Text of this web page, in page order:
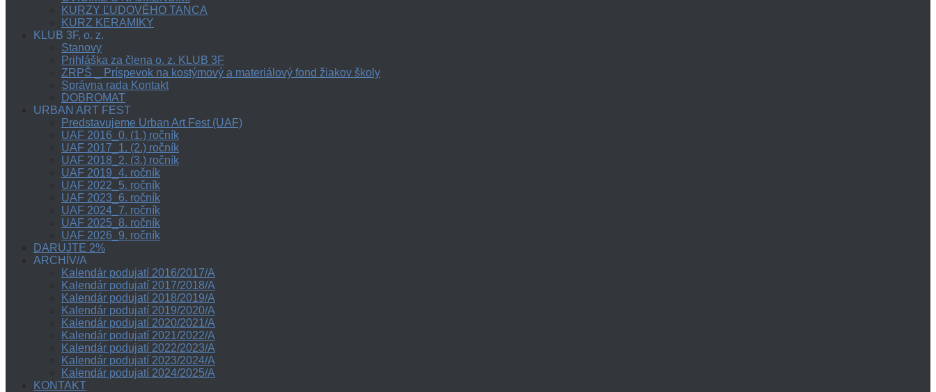
KURZY ĽUDOVÉHO TANCA
KURZ KERAMIKY
KLUB 3F, o. z.
Stanovy
Prihláška za člena o. z. KLUB 3F
ZRPŠ _ Príspevok na kostýmový a materiálový fond žiakov školy
Správna rada Kontakt
DOBROMAT
URBAN ART FEST
Predstavujeme Urban Art Fest (UAF)
UAF 2016_0. (1.) ročník
UAF 2017_1. (2.) ročník
UAF 2018_2. (3.) ročník
UAF 2019_4. ročník
UAF 2022_5. ročník
UAF 2023_6. ročník
UAF 2024_7. ročník
UAF 2025_8. ročník
UAF 2026_9. ročník
DARUJTE 2%
ARCHÍV/A
Kalendár podujatí 2016/2017/A
Kalendár podujatí 2017/2018/A
Kalendár podujatí 2018/2019/A
Kalendár podujatí 2019/2020/A
Kalendár podujatí 2020/2021/A
Kalendár podujatí 2021/2022/A
Kalendár podujatí 2022/2023/A
Kalendár podujatí 2023/2024/A
Kalendár podujatí 2024/2025/A
KONTAKT